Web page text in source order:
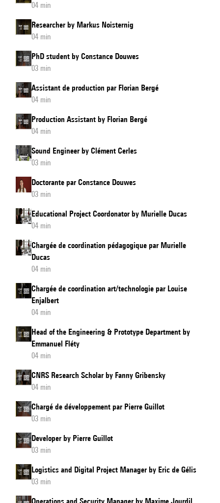
04 min
Researcher by Markus Noisternig
04 min
PhD student by Constance Douwes
03 min
Assistant de production par Florian Bergé
04 min
Production Assistant by Florian Bergé
04 min
Sound Engineer by Clément Cerles
03 min
Doctorante par Constance Douwes
03 min
Educational Project Coordonator by Murielle Ducas
04 min
Chargée de coordination pédagogique par Murielle
Ducas
04 min
Chargée de coordination art/technologie par Louise
Enjalbert
04 min
Head of the Engineering & Prototype Department by
Emmanuel Fléty
04 min
CNRS Research Scholar by Fanny Gribensky
04 min
Chargé de développement par Pierre Guillot
03 min
Developer by Pierre Guillot
03 min
Logistics and Digital Project Manager by Eric de Gélis
03 min